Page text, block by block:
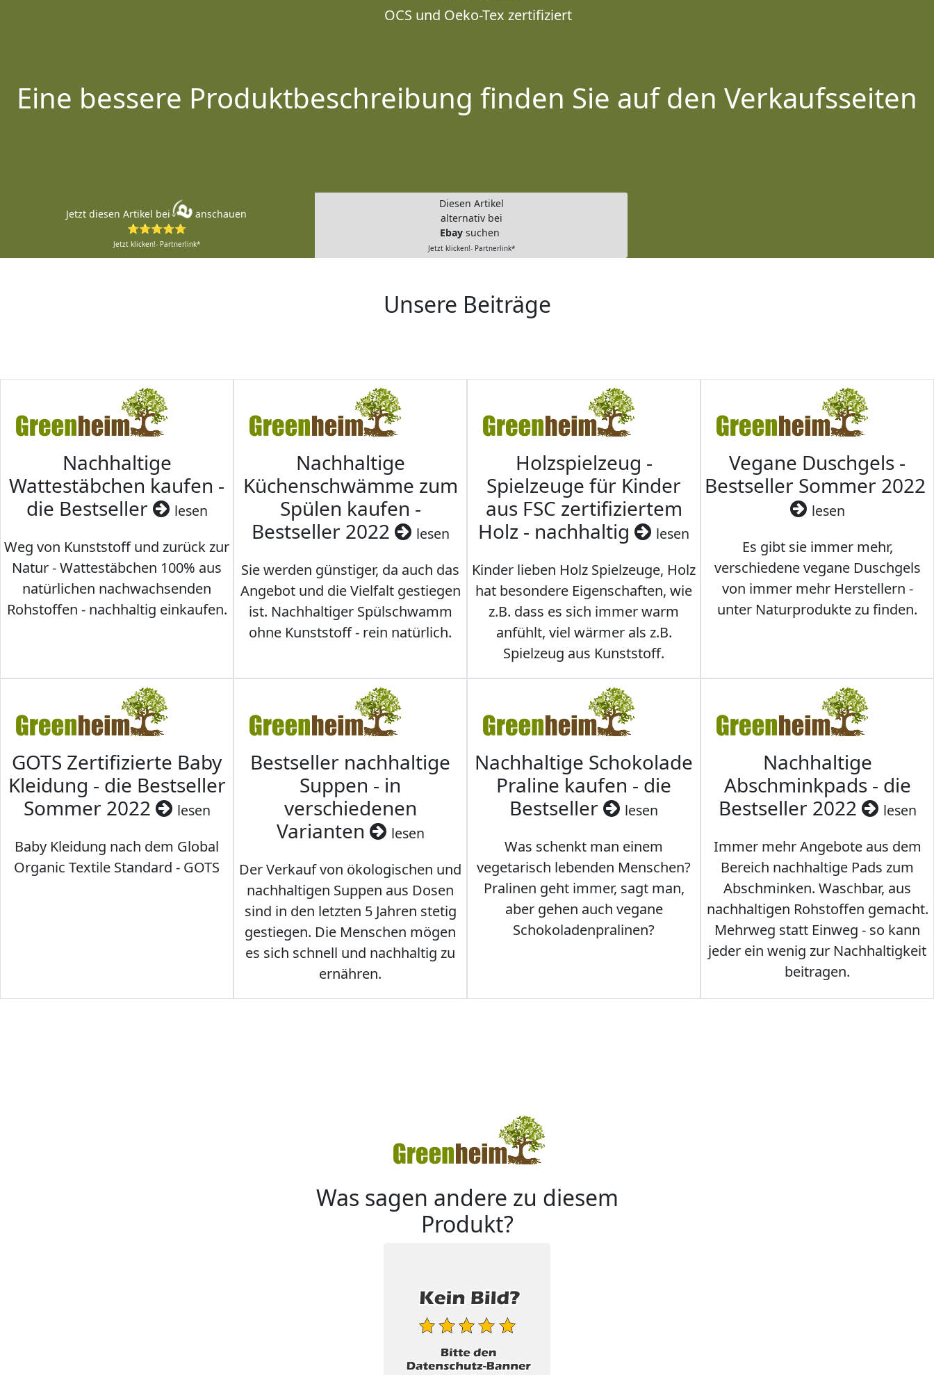
OCS und Oeko-Tex zertifiziert
Eine bessere Produktbeschreibung finden Sie auf den Verkaufsseiten
Jetzt diesen Artikel bei
anschauen
⭐⭐⭐⭐⭐
Jetzt klicken!- Partnerlink*
Diesen Artikel
alternativ bei
Ebay suchen
Jetzt klicken!- Partnerlink*
Unsere Beiträge
Nachhaltige
Wattestäbchen kaufen -
die Bestseller
lesen
Weg von Kunststoff und zurück zur
Natur - Wattestäbchen 100% aus
natürlichen nachwachsenden
Rohstoffen - nachhaltig einkaufen.
Nachhaltige
Küchenschwämme zum
Spülen kaufen -
Bestseller 2022
lesen
Sie werden günstiger, da auch das
Angebot und die Vielfalt gestiegen
ist. Nachhaltiger Spülschwamm
ohne Kunststoff - rein natürlich.
Holzspielzeug -
Spielzeuge für Kinder
aus FSC zertifiziertem
Holz - nachhaltig
lesen
Kinder lieben Holz Spielzeuge, Holz
hat besondere Eigenschaften, wie
z.B. dass es sich immer warm
anfühlt, viel wärmer als z.B.
Spielzeug aus Kunststoff.
Vegane Duschgels -
Bestseller Sommer 2022
lesen
Es gibt sie immer mehr,
verschiedene vegane Duschgels
von immer mehr Herstellern -
unter Naturprodukte zu finden.
GOTS Zertifizierte Baby
Kleidung - die Bestseller
Sommer 2022
lesen
Baby Kleidung nach dem Global
Organic Textile Standard - GOTS
Bestseller nachhaltige
Suppen - in
verschiedenen
Varianten
lesen
Der Verkauf von ökologischen und
nachhaltigen Suppen aus Dosen
sind in den letzten 5 Jahren stetig
gestiegen. Die Menschen mögen
es sich schnell und nachhaltig zu
ernähren.
Nachhaltige Schokolade
Praline kaufen - die
Bestseller
lesen
Was schenkt man einem
vegetarisch lebenden Menschen?
Pralinen geht immer, sagt man,
aber gehen auch vegane
Schokoladenpralinen?
Nachhaltige
Abschminkpads - die
Bestseller 2022
lesen
Immer mehr Angebote aus dem
Bereich nachhaltige Pads zum
Abschminken. Waschbar, aus
nachhaltigen Rohstoffen gemacht.
Mehrweg statt Einweg - so kann
jeder ein wenig zur Nachhaltigkeit
beitragen.
Was sagen andere zu diesem
Produkt?